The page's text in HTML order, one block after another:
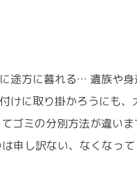
途方に暮れる… 遺族や
けに取り掛かろうにも
ゴミの分別方法が違い
申し訳ない、なくなっ